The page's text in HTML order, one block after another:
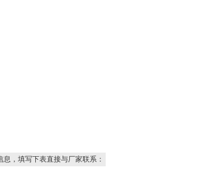
，填写下表直接与厂家联系：